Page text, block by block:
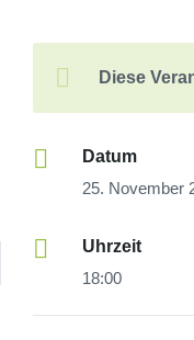
Diese
Datum
25. November
Uhrzeit
18:00